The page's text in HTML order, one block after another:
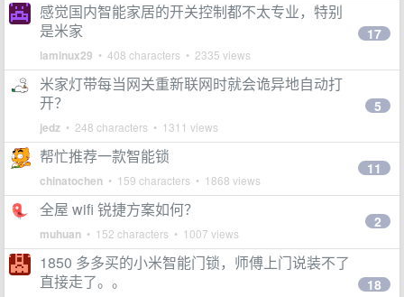
感觉国内智能家居的开关控制都不太专业，特别
是米家
laminux29 • 408 characters • 2335 views
17
米家灯带每当网关重新联网时就会诡异地自动打
开？
jedz • 248 characters • 1311 views
5
帮忙推荐一款智能锁
chinatochen • 159 characters • 1868 views
11
全屋 wifi 锐捷方案如何？
muhuan • 152 characters • 1007 views
2
1850 多多买的小米智能门锁，师傅上门说装不了
直接走了。。
18